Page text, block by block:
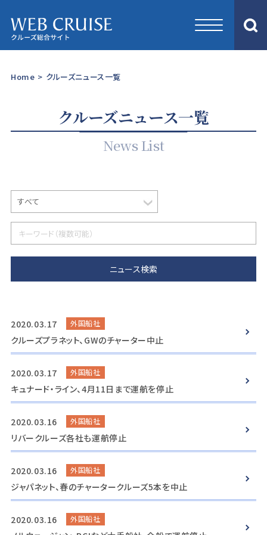
Home > クルーズニュース一覧
クルーズニュース一覧
News List
2020.03.17 外国船社
クルーズプラネット、GWのチャーター中止
2020.03.17 外国船社
キュナード・ライン、4月11日まで運航を停止
2020.03.16 外国船社
リバークルーズ各社も運航停止
2020.03.16 外国船社
ジャパネット、春のチャータークルーズ5本を中止
2020.03.16 外国船社